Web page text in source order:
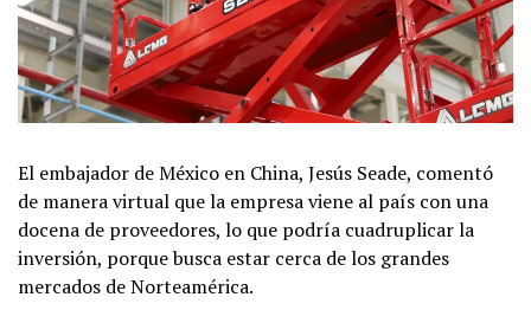
El embajador de México en China, Jesús Seade, comentó
de manera virtual que la empresa viene al país con una
docena de proveedores, lo que podría cuadruplicar la
inversión, porque busca estar cerca de los grandes
mercados de Norteamérica.